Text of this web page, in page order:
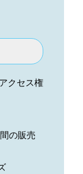
クセス権
の販売